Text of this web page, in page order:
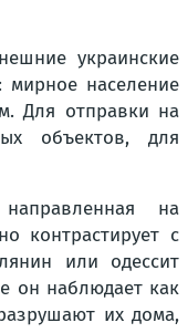
украинские
мирное население
Для отправки на
объектов, для
на
контрастирует с
или одессит
он наблюдает как
их дома,